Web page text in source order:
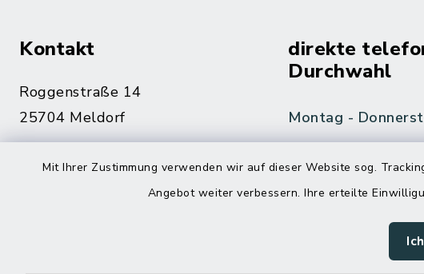
Mit Ihrer Zustimmung verwenden wir auf dieser Website sog.
Angebot weiter verbessern. Ihre erteilte
Kontakt
Roggenstraße 14
25704 Meldorf
04832 6065-215
direkte
Durchwahl
Montag -
Freitag
Online-